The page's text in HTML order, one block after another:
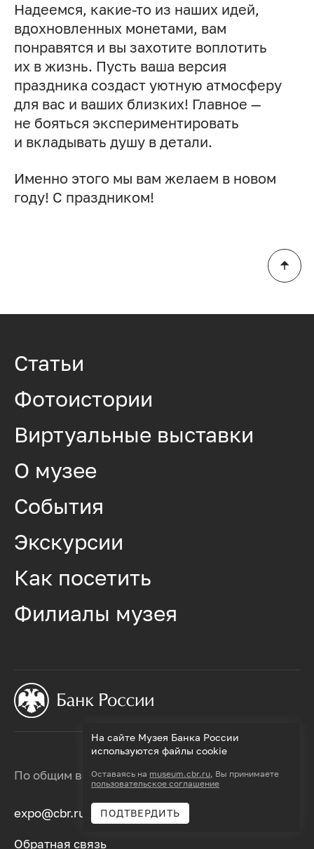
Надеемся, какие-то из наших идей,
вдохновленных монетами, вам
понравятся и вы захотите воплотить
их в жизнь. Пусть ваша версия
праздника создаст уютную атмосферу
для вас и ваших близких! Главное —
не бояться экспериментировать
и вкладывать душу в детали.
Именно этого мы вам желаем в новом
году! С праздником!
По общим вопросам работы музея
expo@cbr.ru
Обратная связь
Статьи
Фотоистории
Виртуальные выставки
О музее
События
Экскурсии
Как посетить
Филиалы музея
На сайте Музея Банка России
используются файлы cookie
Оставаясь на museum.cbr.ru, Вы принимаете
пользовательское соглашение
ПОДТВЕРДИТЬ